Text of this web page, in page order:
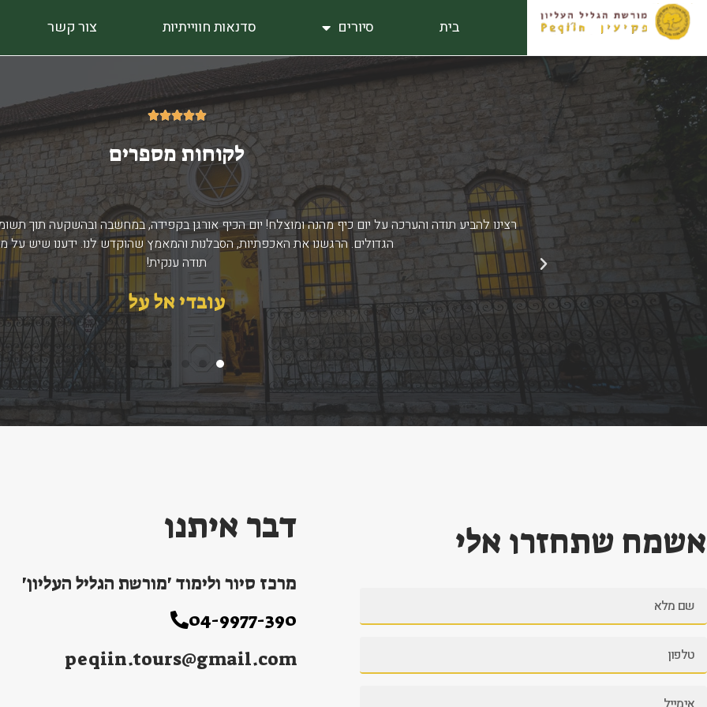
דילוג
לתוכן
בית סיורים סדנאות חווייתיות צור קשר





5/5
לקוחות מספרים
רצינו להביע תודה והערכה על יום כיף מהנה ומוצלח! יום הכיף אורגן בקפידה, במחשבה ובהשקעה תוך
הגדולים. הרגשנו את האכפתיות, הסבלנות והמאמץ שהוקדש לנו. ידענו שיש על
תודה ענקית!
עובדי אל על
הקודם
אשמח שתחזרו אלי דבר איתנו
מרכז סיור ולימוד 'מורשת הגליל העליון'
04-9977-390
peqiin.tours@gmail.com